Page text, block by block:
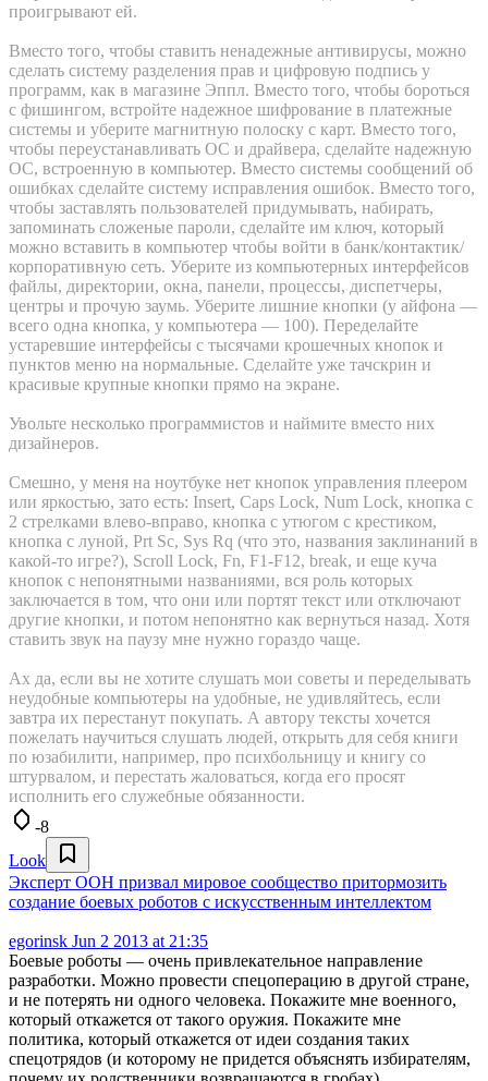
проигрывают ей.
Вместо того, чтобы ставить ненадежные антивирусы, можно
сделать систему разделения прав и цифровую подпись у
программ, как в магазине Эппл. Вместо того, чтобы бороться
с фишингом, встройте надежное шифрование в платежные
системы и уберите магнитную полоску с карт. Вместо того,
чтобы переустанавливать ОС и драйвера, сделайте надежную
ОС, встроенную в компьютер. Вместо системы сообщений об
ошибках сделайте систему исправления ошибок. Вместо того,
чтобы заставлять пользователей придумывать, набирать,
запоминать сложеные пароли, сделайте им ключ, который
можно вставить в компьютер чтобы войти в банк/контактик/
корпоративную сеть. Уберите из компьютерных интерфейсов
файлы, директории, окна, панели, процессы, диспетчеры,
центры и прочую заумь. Уберите лишние кнопки (у айфона —
всего одна кнопка, у компьютера — 100). Переделайте
устаревшие интерфейсы с тысячами крошечных кнопок и
пунктов меню на нормальные. Сделайте уже тачскрин и
красивые крупные кнопки прямо на экране.
Увольте несколько программистов и наймите вместо них
дизайнеров.
Смешно, у меня на ноутбуке нет кнопок управления плеером
или яркостью, зато есть: Insert, Caps Lock, Num Lock, кнопка с
2 стрелками влево-вправо, кнопка с утюгом с крестиком,
кнопка с луной, Prt Sc, Sys Rq (что это, названия заклинаний в
какой-то игре?), Scroll Lock, Fn, F1-F12, break, и еще куча
кнопок с непонятными названиями, вся роль которых
заключается в том, что они или портят текст или отключают
другие кнопки, и потом непонятно как вернуться назад. Хотя
ставить звук на паузу мне нужно гораздо чаще.
Ах да, если вы не хотите слушать мои советы и переделывать
неудобные компьютеры на удобные, не удивляйтесь, если
завтра их перестанут покупать. А автору тексты хочется
пожелать научиться слушать людей, открыть для себя книги
по юзабилити, например, про психбольницу и книгу со
штурвалом, и перестать жаловаться, когда его просят
исполнить его служебные обязанности.
-8
Look
Эксперт ООН призвал мировое сообщество притормозить
создание боевых роботов с искусственным интеллектом
egorinsk Jun 2 2013 at 21:35
Боевые роботы — очень привлекательное направление
разработки. Можно провести спецоперацию в другой стране,
и не потерять ни одного человека. Покажите мне военного,
который откажется от такого оружия. Покажите мне
политика, который откажется от идеи создания таких
спецотрядов (и которому не придется объяснять избирателям,